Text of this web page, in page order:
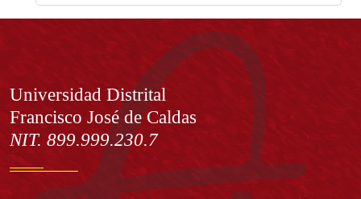
Información
Universidad Distrital
Francisco José de Caldas
NIT. 899.999.230.7